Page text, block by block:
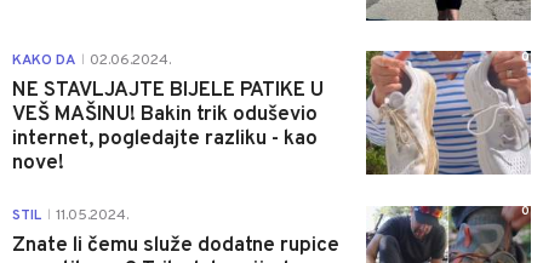
KAKO DA 02.06.2024.
NE STAVLJAJTE BIJELE PATIKE U
VEŠ MAŠINU! Bakin trik oduševio
internet, pogledajte razliku - kao
nove!
0
STIL 11.05.2024.
Znate li čemu služe dodatne rupice
0